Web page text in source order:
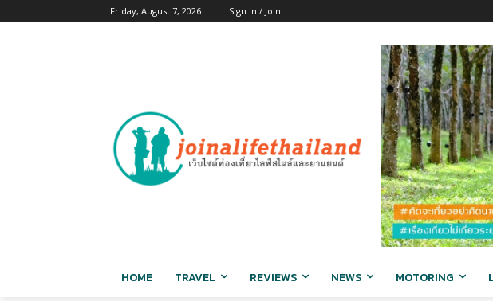
Friday, August 7, 2026 Sign in / Join
HOME TRAVEL REVIEWS NEWS MOTORING